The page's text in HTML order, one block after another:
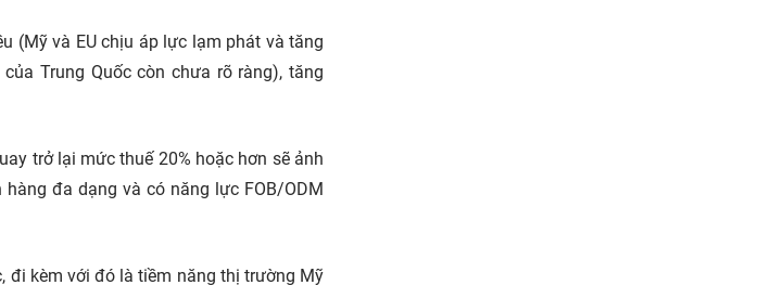
(Mỹ và EU chịu áp lực lạm phát và tăng
Trung Quốc còn chưa rõ ràng), tăng
trở lại mức thuế 20% hoặc hơn sẽ ảnh
đa dạng và có năng lực FOB/ODM
đi kèm với đó là tiềm năng thị trường Mỹ